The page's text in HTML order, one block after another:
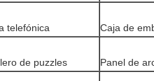
telefónica Caja de
de puzzles Panel de